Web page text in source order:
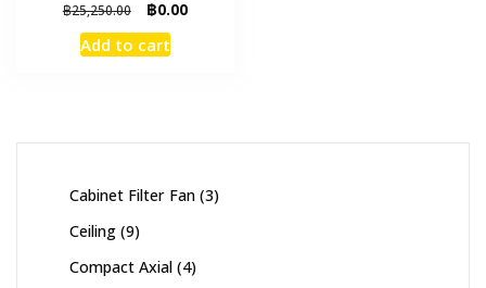
฿25,250.00
Original
price
was:
฿0.00Current
Add to cart
Cabinet Filter Fan 33
Ceiling 99
Compact Axial 44